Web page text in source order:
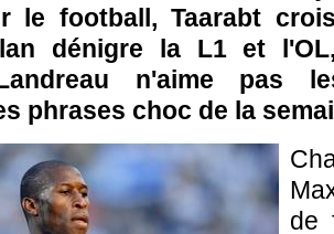
le football, Taarabt
dénigre la L1 et l'OL
n'aime pas
phrases choc de la
de